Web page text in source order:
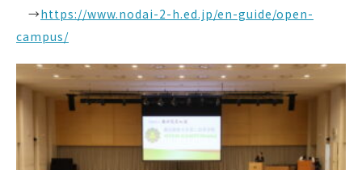
→https://www.nodai-2-h.ed.jp/en-guide/open-
campus/